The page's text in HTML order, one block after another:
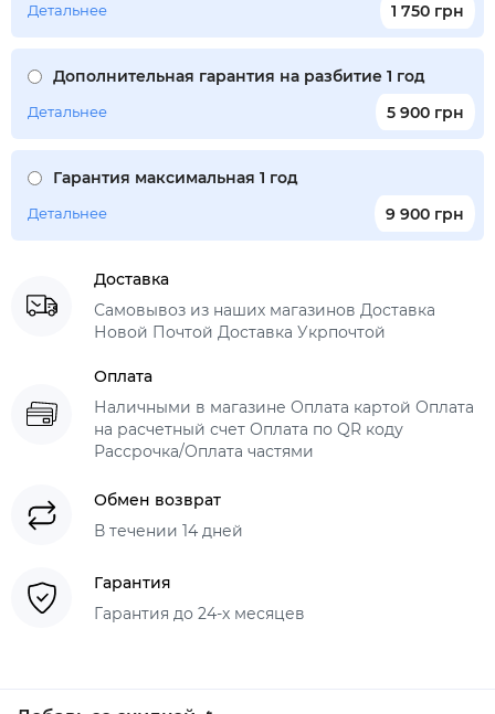
1 750 грн
Детальнее
Дополнительная гарантия на разбитие 1 год
5 900 грн
Детальнее
Гарантия максимальная 1 год
9 900 грн
Детальнее
Доставка
Самовывоз из наших магазинов Доставка
Новой Почтой Доставка Укрпочтой
Оплата
Наличными в магазине Оплата картой Оплата
на расчетный счет Оплата по QR коду
Рассрочка/Оплата частями
Обмен возврат
В течении 14 дней
Гарантия
Гарантия до 24-х месяцев